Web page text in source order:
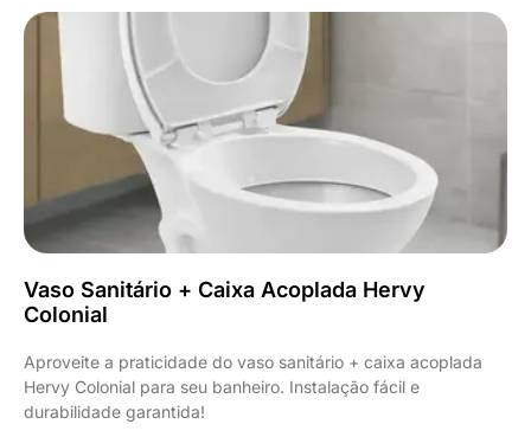
Vaso Sanitário + Caixa Acoplada Hervy
Colonial
Aproveite a praticidade do vaso sanitário + caixa acoplada
Hervy Colonial para seu banheiro. Instalação fácil e
durabilidade garantida!